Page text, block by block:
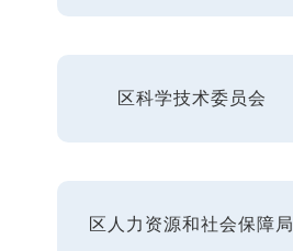
区科学技术委员会
区人力资源和社会保障局